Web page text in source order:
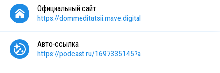
Официальный сайт
https://dommeditatsii.mave.digital
Авто-ссылка
https://podcast.ru/1697335145?a